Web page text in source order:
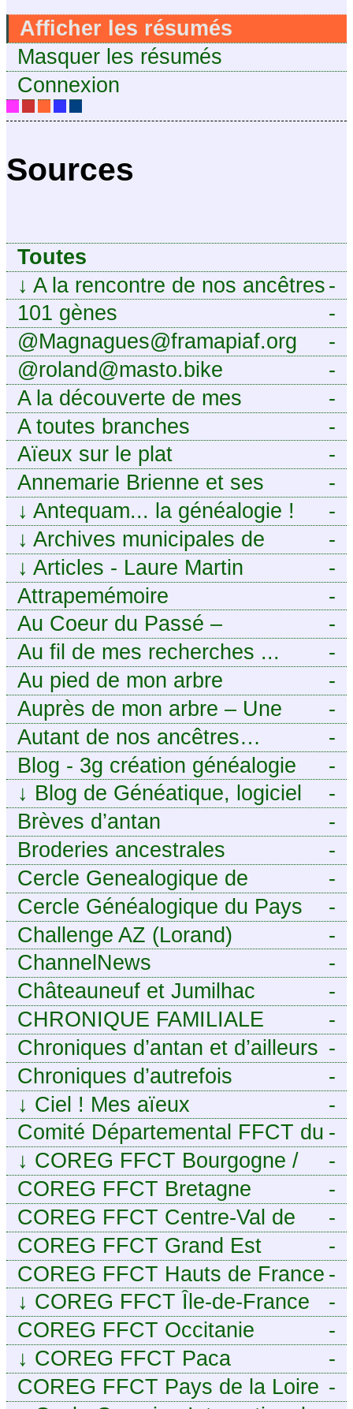
Afficher les résumés
Masquer les résumés
Connexion
Sources
Toutes
-
↓ A la rencontre de nos ancêtres
-
101 gènes
-
@Magnagues@framapiaf.org
-
@roland@masto.bike
-
A la découverte de mes
ancêtres
-
A toutes branches
-
Aïeux sur le plat
-
Annemarie Brienne et ses
challenges de A à Z
-
↓ Antequam... la généalogie !
-
↓ Archives municipales de
Montpellier
-
↓ Articles - Laure Martin
-
Attrapemémoire
-
Au Coeur du Passé –
Généalogie Familiale
-
Au fil de mes recherches ...
-
Au pied de mon arbre
-
Auprès de mon arbre – Une
histoire de racines
-
Autant de nos ancêtres…
-
Blog - 3g création généalogie
-
↓ Blog de Généatique, logiciel
de généalogie
-
Brèves d’antan
-
Broderies ancestrales
-
Cercle Genealogique de
l’Aveyron
-
Cercle Généalogique du Pays
de Caux - Seine-Maritime
-
Challenge AZ (Lorand)
-
ChannelNews
-
Châteauneuf et Jumilhac
-
CHRONIQUE FAMILIALE
-
Chroniques d’antan et d’ailleurs
-
Chroniques d’autrefois
-
↓ Ciel ! Mes aïeux
-
Comité Départemental FFCT du
Cher
-
↓ COREG FFCT Bourgogne /
Franche-Comté
-
COREG FFCT Bretagne
-
COREG FFCT Centre-Val de
Loire
-
COREG FFCT Grand Est
-
COREG FFCT Hauts de France
-
↓ COREG FFCT Île-de-France
-
COREG FFCT Occitanie
-
↓ COREG FFCT Paca
-
COREG FFCT Pays de la Loire